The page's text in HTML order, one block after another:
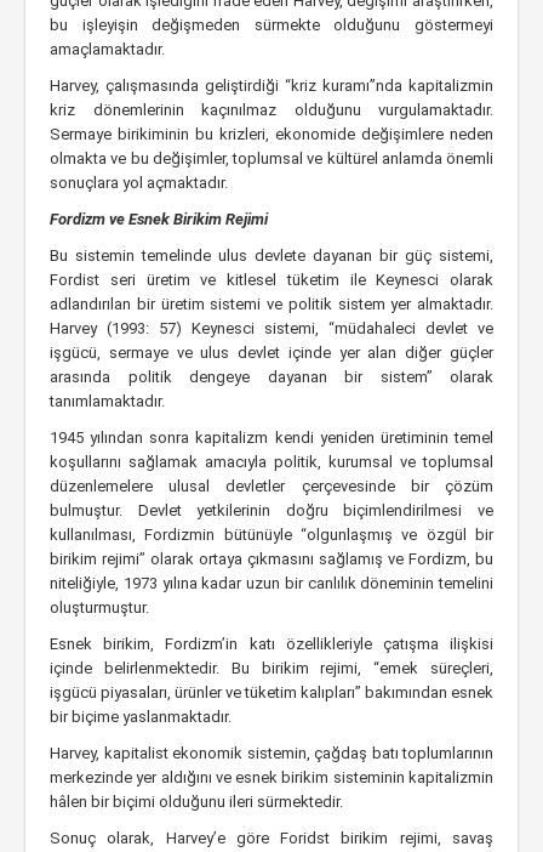
bu işleyişin değişmeden sürmekte olduğunu göstermeyi
amaçlamaktadır.
Harvey, çalışmasında geliştirdiği “kriz kuramı”nda kapitalizmin
kriz dönemlerinin kaçınılmaz olduğunu vurgulamaktadır.
Sermaye birikiminin bu krizleri, ekonomide değişimlere neden
olmakta ve bu değişimler, toplumsal ve kültürel anlamda önemli
sonuçlara yol açmaktadır.
Fordizm ve Esnek Birikim Rejimi
Bu sistemin temelinde ulus devlete dayanan bir güç sistemi,
Fordist seri üretim ve kitlesel tüketim ile Keynesci olarak
adlandırılan bir üretim sistemi ve politik sistem yer almaktadır.
Harvey (1993: 57) Keynesci sistemi, “müdahaleci devlet ve
işgücü, sermaye ve ulus devlet içinde yer alan diğer güçler
arasında politik dengeye dayanan bir sistem” olarak
tanımlamaktadır.
1945 yılından sonra kapitalizm kendi yeniden üretiminin temel
koşullarını sağlamak amacıyla politik, kurumsal ve toplumsal
düzenlemelere ulusal devletler çerçevesinde bir çözüm
bulmuştur. Devlet yetkilerinin doğru biçimlendirilmesi ve
kullanılması, Fordizmin bütünüyle “olgunlaşmış ve özgül bir
birikim rejimi” olarak ortaya çıkmasını sağlamış ve Fordizm, bu
niteliğiyle, 1973 yılına kadar uzun bir canlılık döneminin temelini
oluşturmuştur.
Esnek birikim, Fordizm’in katı özellikleriyle çatışma ilişkisi
içinde belirlenmektedir. Bu birikim rejimi, “emek süreçleri,
işgücü piyasaları, ürünler ve tüketim kalıpları” bakımından esnek
bir biçime yaslanmaktadır.
Harvey, kapitalist ekonomik sistemin, çağdaş batı toplumlarının
merkezinde yer aldığını ve esnek birikim sisteminin kapitalizmin
hâlen bir biçimi olduğunu ileri sürmektedir.
Sonuç olarak, Harvey’e göre Foridst birikim rejimi, savaş